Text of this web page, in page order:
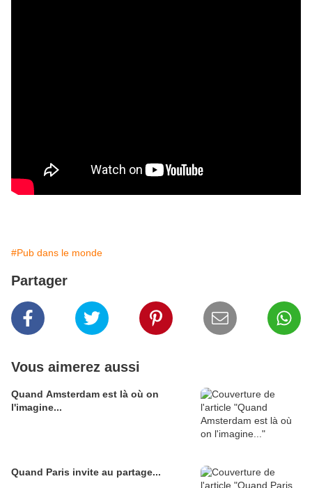
#Pub dans le monde
Partager
Vous aimerez aussi
Quand Amsterdam est là où on
l'imagine...
Quand Paris invite au partage...